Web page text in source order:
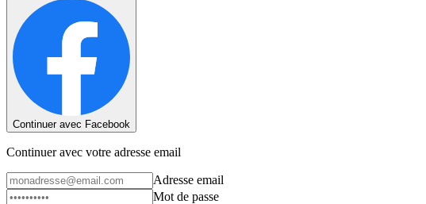
Continuer avec Facebook
Continuer avec votre adresse email
Adresse email
Mot de passe